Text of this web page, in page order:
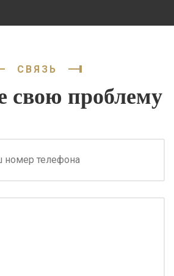
СВЯЗЬ
проблему